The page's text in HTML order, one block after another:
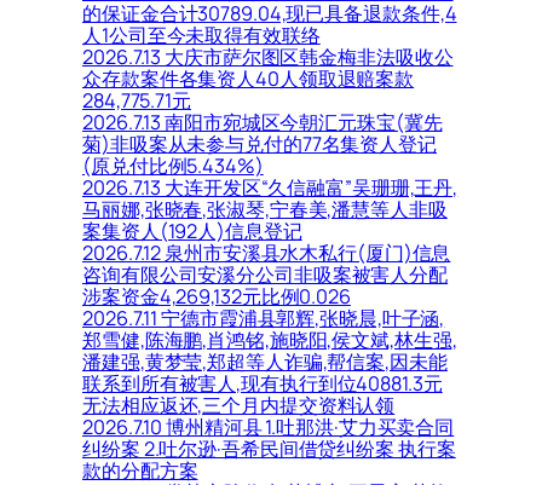
的保证金合计30789.04,现已具备退款条件,4
人1公司至今未取得有效联络
2026.7.13 大庆市萨尔图区韩金梅非法吸收公
众存款案件各集资人40人领取退赔案款
284,775.71元
2026.7.13 南阳市宛城区今朝汇元珠宝(冀先
菊)非吸案从未参与兑付的77名集资人登记
(原兑付比例5.434%)
2026.7.13 大连开发区“久信融富”吴珊珊,王丹,
马丽娜,张晓春,张淑琴,宁春美,潘慧等人非吸
案集资人(192人)信息登记
2026.7.12 泉州市安溪县水木私行(厦门)信息
咨询有限公司安溪分公司非吸案被害人分配
涉案资金4,269,132元比例0.026
2026.7.11 宁德市霞浦县郭辉,张晓晨,叶子涵,
郑雪健,陈海鹏,肖鸿铭,施晓阳,侯文斌,林生强,
潘建强,黄梦莹,郑超等人诈骗,帮信案,因未能
联系到所有被害人,现有执行到位40881.3元
无法相应返还,三个月内提交资料认领
2026.7.10 博州精河县 1.吐那洪·艾力买卖合同
纠纷案 2.吐尔逊·吾希民间借贷纠纷案 执行案
款的分配方案